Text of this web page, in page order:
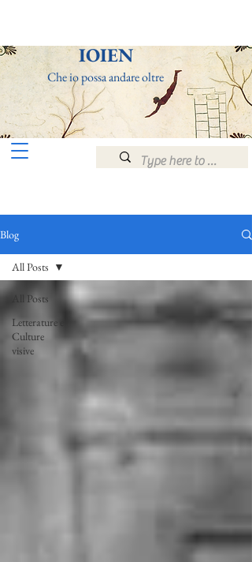
ΙOIEN
Che io possa andareoltre
Blog
All Posts
Letterature e
Culture
visive
All Posts